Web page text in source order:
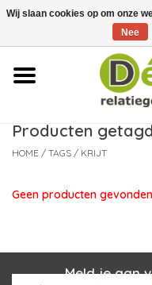
Over ons
Contact
Nieuws
Leveringsvoorwaarden
Producten
HOME / TAGS / KRIJT
Geen producten
Meld je aan
Wij slaan cookies op om onze
Nee